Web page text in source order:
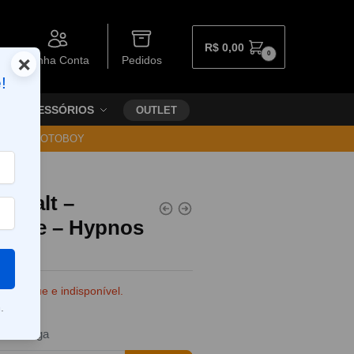
Minha Conta Pedidos
R$ 0,00 0
ACESSÓRIOS OUTLET
VIA MOTOBOY
Salt –
Ice – Hypnos
estoque e indisponível.
entrega
×